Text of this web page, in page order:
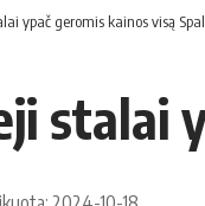
ypač geromis kainos visą
stalai